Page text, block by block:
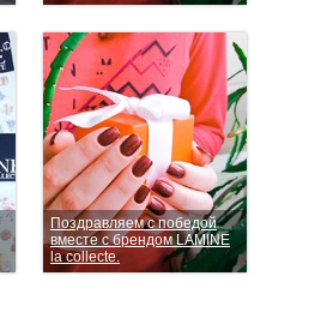
Поздравляем с победой
вместе с брендом LAMINE
la collecte.